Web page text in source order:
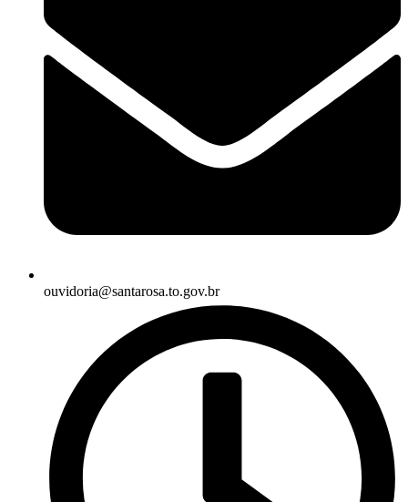
ouvidoria@santarosa.to.gov.br